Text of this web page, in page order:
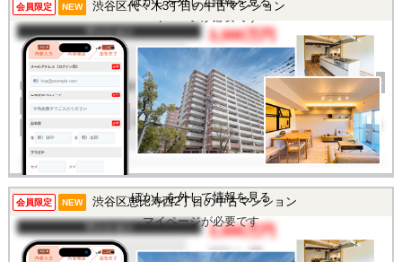
会員限定 NEW 渋谷区代々木3丁目の中古マンション
マンション 3,000万円
間取り
2K
完成年
1970年
建物面積 27.01㎡
土地面積 -
所在地 東京都渋谷区代々木3丁目
交通 /
会員限定 NEW 渋谷区恵比寿西2丁目の中古マンション
マンション 3,000万円
間取り 1R
この物件を見るには
マイページが必要です
ぼかしを外して情報を見る